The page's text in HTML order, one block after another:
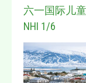
六一国际儿童
NHI 1/6